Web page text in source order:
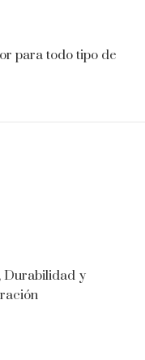
para todo tipo de
Durabilidad y